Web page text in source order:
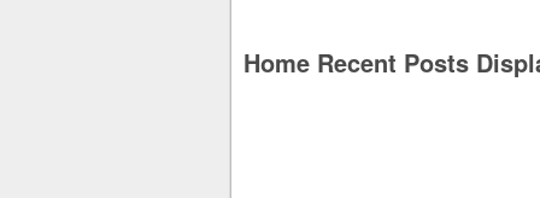
Home Recent Posts